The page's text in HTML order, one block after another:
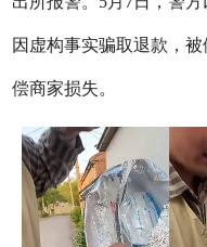
因虚构事实骗取退款，
偿商家损失。